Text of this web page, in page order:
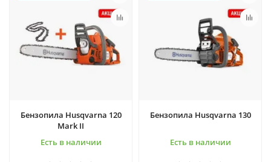
Бензопила Husqvarna 120
Mark II
Есть в наличии
Бензопила Husqvarna 130
Есть в наличии